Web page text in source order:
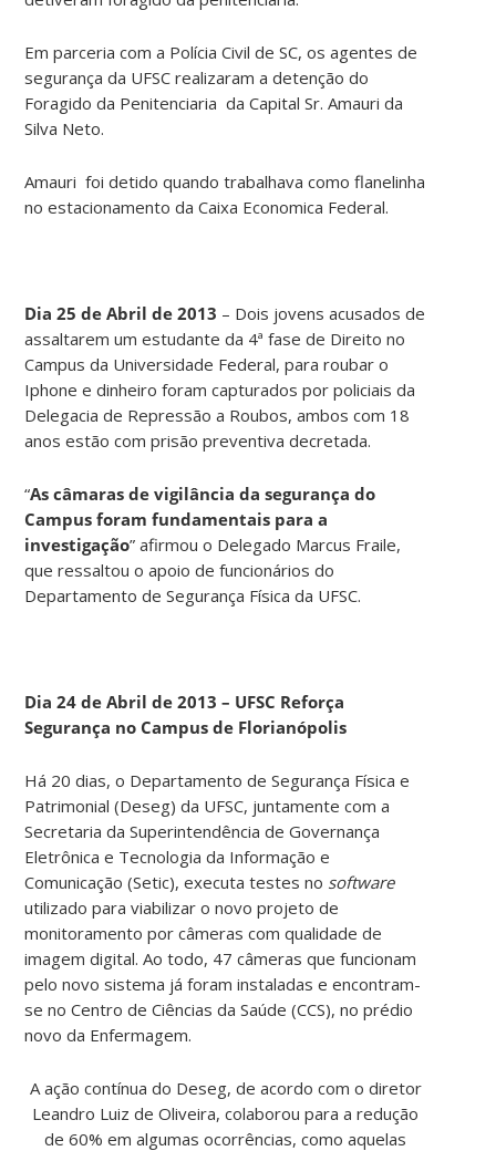
Em parceria com a Polícia Civil de SC, os agentes de
segurança da UFSC realizaram a detenção do
Foragido da Penitenciaria da Capital Sr. Amauri da
Silva Neto.
Amauri foi detido quando trabalhava como flanelinha
no estacionamento da Caixa Economica Federal.
Dia 25 de Abril de 2013 – Dois jovens acusados de
assaltarem um estudante da 4ª fase de Direito no
Campus da Universidade Federal, para roubar o
Iphone e dinheiro foram capturados por policiais da
Delegacia de Repressão a Roubos, ambos com 18
anos estão com prisão preventiva decretada.
“As câmaras de vigilância da segurança do
Campus foram fundamentais para a
investigação” afirmou o Delegado Marcus Fraile,
que ressaltou o apoio de funcionários do
Departamento de Segurança Física da UFSC.
Dia 24 de Abril de 2013 – UFSC Reforça
Segurança no Campus de Florianópolis
Há 20 dias, o Departamento de Segurança Física e
Patrimonial (Deseg) da UFSC, juntamente com a
Secretaria da Superintendência de Governança
Eletrônica e Tecnologia da Informação e
Comunicação (Setic), executa testes no software
utilizado para viabilizar o novo projeto de
monitoramento por câmeras com qualidade de
imagem digital. Ao todo, 47 câmeras que funcionam
pelo novo sistema já foram instaladas e encontram-
se no Centro de Ciências da Saúde (CCS), no prédio
novo da Enfermagem.
A ação contínua do Deseg, de acordo com o diretor
Leandro Luiz de Oliveira, colaborou para a redução
de 60% em algumas ocorrências, como aquelas